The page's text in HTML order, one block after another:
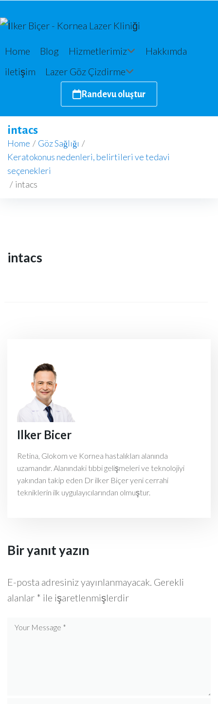
Home Blog Hizmetlerimiz
Hakkımda
iletişim
Lazer Göz Çizdirme
Randevu oluştur
intacs
Home / Göz Sağlığı /
Keratokonus nedenleri, belirtileri ve tedavi
seçenekleri
/ intacs
intacs
Ilker Bicer
Retina, Glokom ve Kornea hastalıkları alanında
uzamandır. Alanındaki tıbbi gelişmeleri ve teknolojiyi
yakından takip eden Dr ilker Biçer yeni cerrahi
tekniklerin ilk uygulayıcılarından olmuştur.
Bir yanıt yazın
E-posta adresiniz yayınlanmayacak. Gerekli
alanlar * ile işaretlenmişlerdir